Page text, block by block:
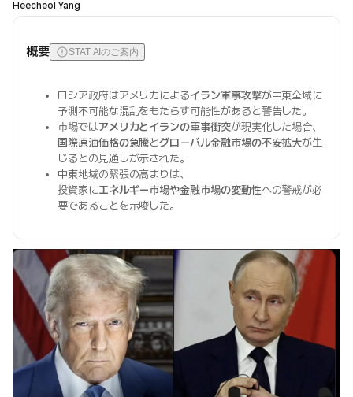
Heecheol Yang
概要 STAT AIのご案内
ロシア政府はアメリカによるイラン軍事攻撃が中東全域に
予測不可能な混乱をもたらす可能性があると警告した。
市場ではアメリカとイランの軍事衝突が現実化した場合、
国際原油価格の急騰とグローバル金融市場の不安拡大が生
じるとの見通しが示された。
中東地域の緊張の高まりは、
投資家にエネルギー市場や金融市場の変動性への警戒が必
要であることを示唆した。